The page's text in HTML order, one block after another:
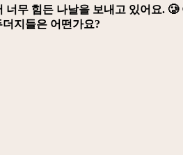
무 힘든 나날을 보내고 있어요.
지들은 어떤가요?